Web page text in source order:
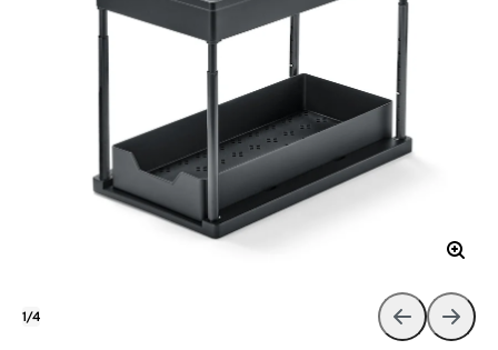
1/4